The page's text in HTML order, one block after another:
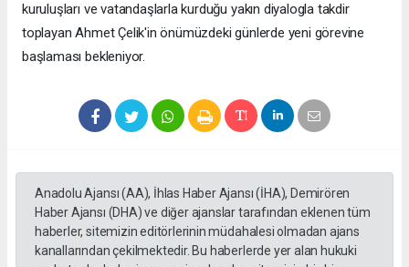
kuruluşları ve vatandaşlarla kurduğu yakın diyalogla takdir
toplayan Ahmet Çelik'in önümüzdeki günlerde yeni görevine
başlaması bekleniyor.
Anadolu Ajansı (AA), İhlas Haber Ajansı (İHA), Demirören
Haber Ajansı (DHA) ve diğer ajanslar tarafından eklenen tüm
haberler, sitemizin editörlerinin müdahalesi olmadan ajans
kanallarından çekilmektedir. Bu haberlerde yer alan hukuki